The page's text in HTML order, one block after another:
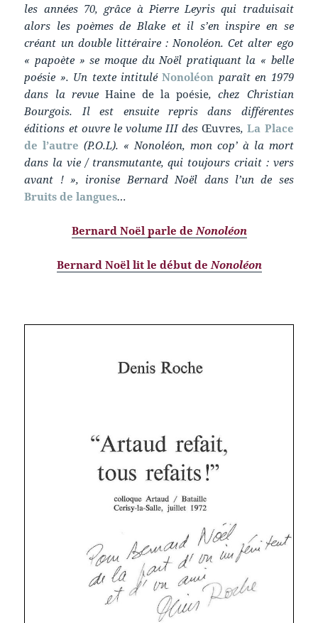
les années 70, grâce à Pierre Leyris qui traduisait
alors les poèmes de Blake et il s’en inspire en se
créant un double littéraire : Nonoléon. Cet alter ego
« papoète » se moque du Noël pratiquant la « belle
poésie ». Un texte intituléNonoléon paraît en 1979
dans la revue Haine de la poésie, chez Christian
Bourgois. Il est ensuite repris dans différentes
éditions et ouvre le volume III desŒuvres,La Place
de l’autre(P.O.L). « Nonoléon, mon cop’ à la mort
dans la vie / transmutante, qui toujours criait : vers
avant ! », ironise Bernard Noël dans l’un de ses
Bruits de langues…
Bernard Noël parle deNonoléon
Bernard Noël lit le début deNonoléon